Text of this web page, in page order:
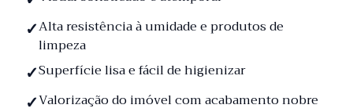
Alta resistência à umidade e produtos de
limpeza
Superfície lisa e fácil de higienizar
Valorização do imóvel com acabamento nobre